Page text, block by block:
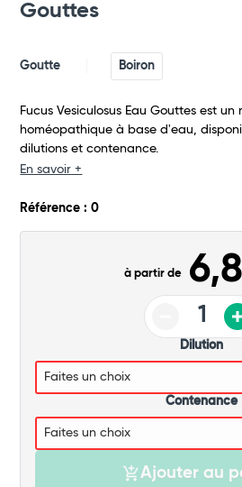
Gouttes
Goutte Boiron
Fucus Vesiculosus Eau Gouttes est
homéopathique à base d'eau,
dilutions et contenance.
En savoir +
Référence : 0
à partir de
Dilution
Contenance
Ajouter au